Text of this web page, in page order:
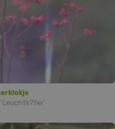
'Leuchtk?fer'